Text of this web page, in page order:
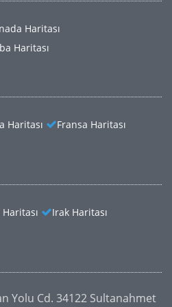
Haritası
Haritası
Haritası
Fransa Haritası
Irak Haritası
Yolu Cd. 34122 Sultanahmet